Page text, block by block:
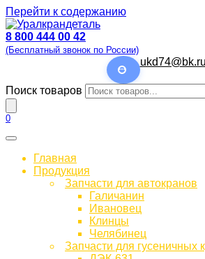
Перейти к содержанию
8 800 444 00 42
(Бесплатный звонок по России)
ukd74@bk.ru
Поиск товаров
0
Главная
Продукция
Запчасти для автокранов
Галичанин
Ивановец
Клинцы
Челябинец
Запчасти для гусеничных